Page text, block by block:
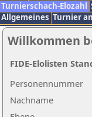
Turnierschach-Elozahl
Allgemeines Turnier
Willkommen
Nachname
Personennummer
FIDE-Elolisten